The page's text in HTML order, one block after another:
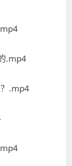
.mp4
.mp4